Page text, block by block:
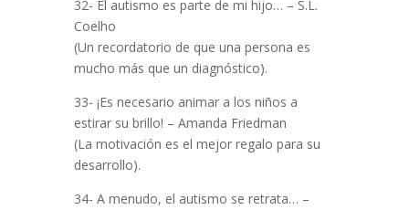
32- El autismo es parte de mi hijo… – S.L.
Coelho
(Un recordatorio de que una persona es
mucho más que un diagnóstico).
33- ¡Es necesario animar a los niños a
estirar su brillo! – Amanda Friedman
(La motivación es el mejor regalo para su
desarrollo).
34- A menudo, el autismo se retrata… –